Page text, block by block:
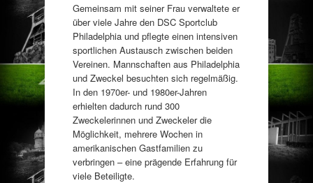
Gemeinsam mit seiner Frau verwaltete er
über viele Jahre den DSC Sportclub
Philadelphia und pflegte einen intensiven
sportlichen Austausch zwischen beiden
Vereinen. Mannschaften aus Philadelphia
und Zweckel besuchten sich regelmäßig.
In den 1970er- und 1980er-Jahren
erhielten dadurch rund 300
Zweckelerinnen und Zweckeler die
Möglichkeit, mehrere Wochen in
amerikanischen Gastfamilien zu
verbringen – eine prägende Erfahrung für
viele Beteiligte.